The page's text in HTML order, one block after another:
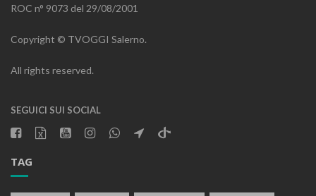
ROC n° 9073 del 29/08/2001
Copyright © TVOGGI Salerno.
All rights reserved.
SEGUICI SUI SOCIAL
TAG